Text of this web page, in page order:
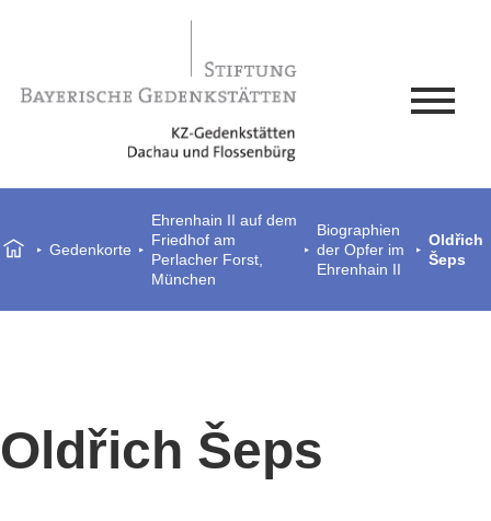
Gedenkorte
Ehrenhain II auf dem
Friedhof am
Perlacher Forst,
München
Biographien
der Opfer im
Ehrenhain II
Oldřich
Šeps
Oldřich Šeps